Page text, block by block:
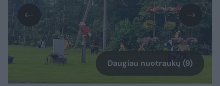
Daugiau nuotraukų (9)